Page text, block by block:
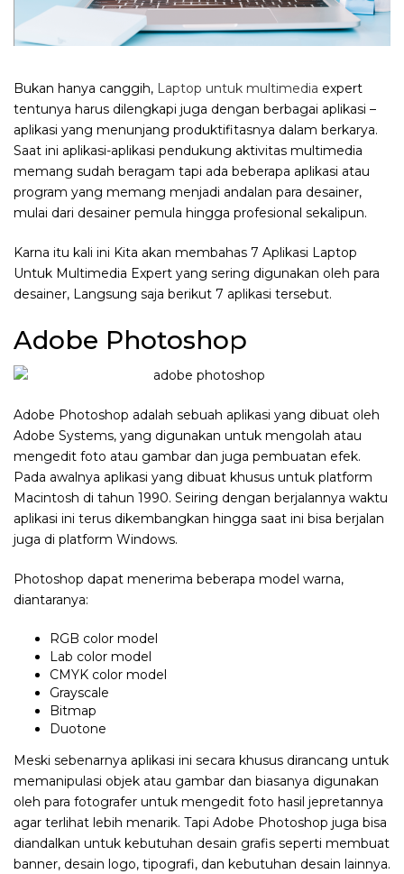
Bukan hanya canggih, Laptop untuk multimedia expert
tentunya harus dilengkapi juga dengan berbagai aplikasi –
aplikasi yang menunjang produktifitasnya dalam berkarya.
Saat ini aplikasi-aplikasi pendukung aktivitas multimedia
memang sudah beragam tapi ada beberapa aplikasi atau
program yang memang menjadi andalan para desainer,
mulai dari desainer pemula hingga profesional sekalipun.
Karna itu kali ini Kita akan membahas 7 Aplikasi Laptop
Untuk Multimedia Expert yang sering digunakan oleh para
desainer, Langsung saja berikut 7 aplikasi tersebut.
Adobe Photoshop
Adobe Photoshop adalah sebuah aplikasi yang dibuat oleh
Adobe Systems, yang digunakan untuk mengolah atau
mengedit foto atau gambar dan juga pembuatan efek.
Pada awalnya aplikasi yang dibuat khusus untuk platform
Macintosh di tahun 1990. Seiring dengan berjalannya waktu
aplikasi ini terus dikembangkan hingga saat ini bisa berjalan
juga di platform Windows.
Photoshop dapat menerima beberapa model warna,
diantaranya:
RGB color model
Lab color model
CMYK color model
Grayscale
Bitmap
Duotone
Meski sebenarnya aplikasi ini secara khusus dirancang untuk
memanipulasi objek atau gambar dan biasanya digunakan
oleh para fotografer untuk mengedit foto hasil jepretannya
agar terlihat lebih menarik. Tapi Adobe Photoshop juga bisa
diandalkan untuk kebutuhan desain grafis seperti membuat
banner, desain logo, tipografi, dan kebutuhan desain lainnya.